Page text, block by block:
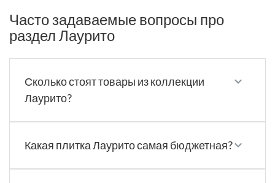
Часто задаваемые вопросы про
раздел Лаурито
Сколько стоят товары из коллекции
Лаурито?
Какая плитка Лаурито самая бюджетная?